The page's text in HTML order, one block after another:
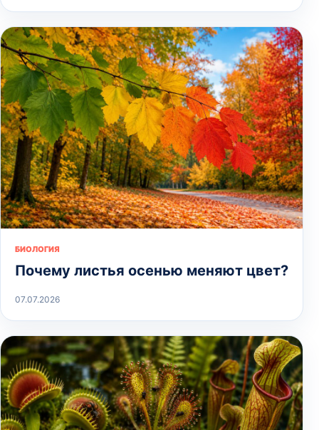
БИОЛОГИЯ
Почему листья осенью меняют цвет?
07.07.2026